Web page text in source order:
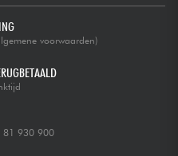
voorwaarden)
930 900